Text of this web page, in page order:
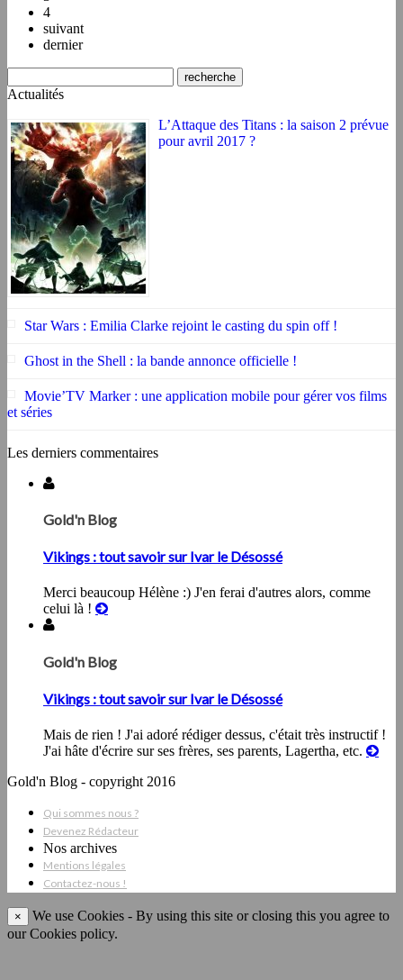
4
suivant
dernier
Actualités
L’Attaque des Titans : la saison 2 prévue
pour avril 2017 ?
Star Wars : Emilia Clarke rejoint le casting du spin off !
Ghost in the Shell : la bande annonce officielle !
Movie’TV Marker : une application mobile pour gérer vos films
et séries
Les derniers commentaires
Gold'n Blog
Vikings : tout savoir sur Ivar le Désossé
Merci beaucoup Hélène :) J'en ferai d'autres alors, comme
celui là !
Gold'n Blog
Vikings : tout savoir sur Ivar le Désossé
Mais de rien ! J'ai adoré rédiger dessus, c'était très instructif !
J'ai hâte d'écrire sur ses frères, ses parents, Lagertha, etc.
Gold'n Blog - copyright 2016
Qui sommes nous ?
Devenez Rédacteur
Nos archives
Mentions légales
Contactez-nous !
×
We use Cookies - By using this site or closing this you agree to
our Cookies policy.